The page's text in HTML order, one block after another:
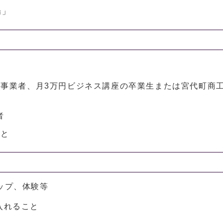
業者、月3万円ビジネス講座の卒業生または宮代町商
プ、体験等
ること